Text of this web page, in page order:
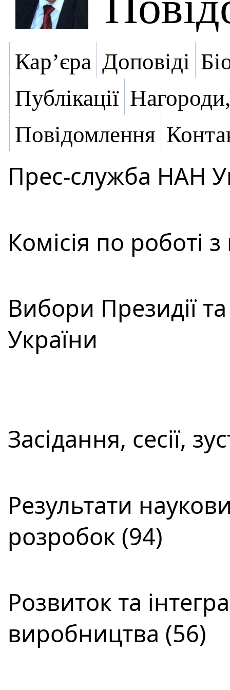
Кар’єра Доповіді
Публікації
Повідомлення
Прес-служба НАН
Комісія по
Вибори Президії
України
Засідання, сесії,
Результати
розробок (94)
Розвиток та
виробництва (56)